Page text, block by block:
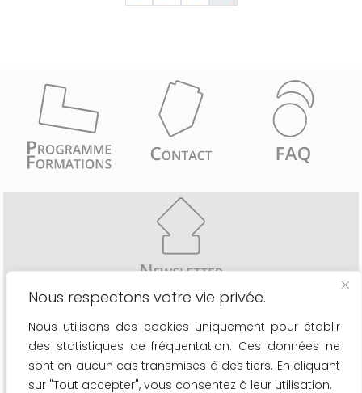
Nous respectons votre vie privée.
Nous utilisons des cookies uniquement pour établir
des statistiques de fréquentation. Ces données ne
sont en aucun cas transmises à des tiers. En cliquant
sur "Tout accepter", vous consentez à leur utilisation.
Recevez comme les 6776 inscrits une fois par mois
- les actualités du secteur
- le calendrier de nos formations
- les nouveaux outils à votre disposition